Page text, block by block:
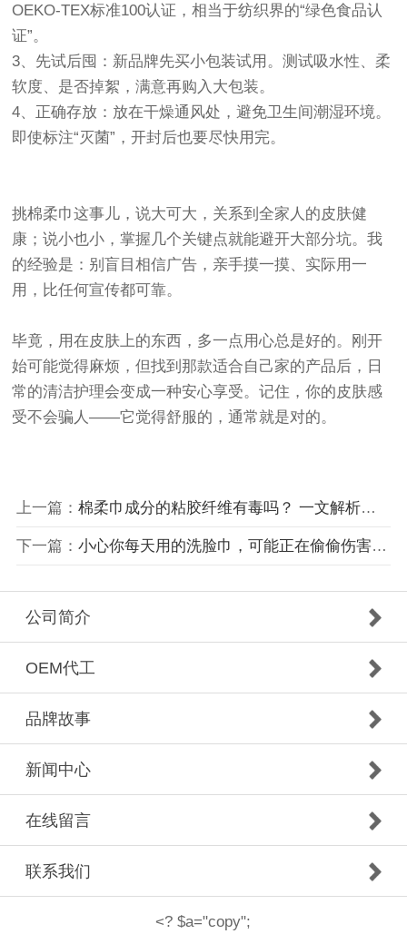
OEKO-TEX标准100认证，相当于纺织界的“绿色食品认
证”。
3、先试后囤：新品牌先买小包装试用。测试吸水性、柔
软度、是否掉絮，满意再购入大包装。
4、正确存放：放在干燥通风处，避免卫生间潮湿环境。
即使标注“灭菌”，开封后也要尽快用完。
挑棉柔巾这事儿，说大可大，关系到全家人的皮肤健
康；说小也小，掌握几个关键点就能避开大部分坑。我
的经验是：别盲目相信广告，亲手摸一摸、实际用一
用，比任何宣传都可靠。
毕竟，用在皮肤上的东西，多一点用心总是好的。刚开
始可能觉得麻烦，但找到那款适合自己家的产品后，日
常的清洁护理会变成一种安心享受。记住，你的皮肤感
受不会骗人——它觉得舒服的，通常就是对的。
上一篇： 棉柔巾成分的粘胶纤维有毒吗？ 一文解析生产工艺与安全真相
下一篇： 小心你每天用的洗脸巾，可能正在偷偷伤害你的脸！
公司简介
OEM代工
品牌故事
新闻中心
在线留言
联系我们
<? $a="copy";